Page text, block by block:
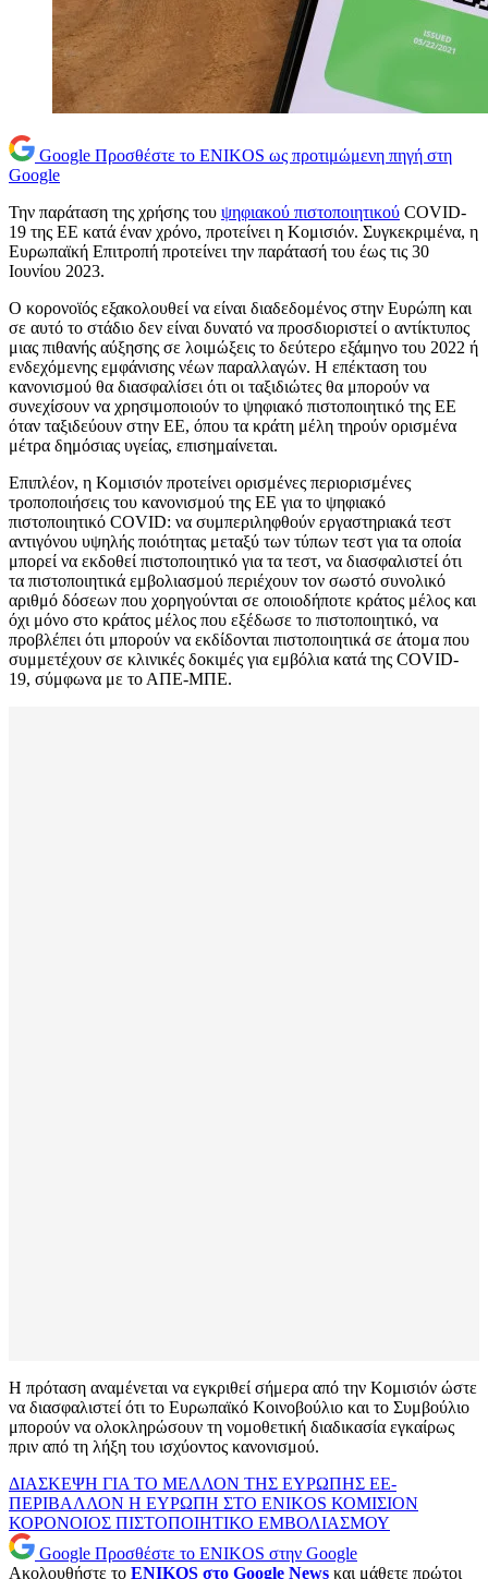
Google Προσθέστε το ENIKOS ως προτιμώμενη πηγή στη
Google
Την παράταση της χρήσης του ψηφιακού πιστοποιητικού COVID-
19 της ΕΕ κατά έναν χρόνο, προτείνει η Κομισιόν. Συγκεκριμένα, η
Ευρωπαϊκή Επιτροπή προτείνει την παράτασή του έως τις 30
Ιουνίου 2023.
Ο κορονοϊός εξακολουθεί να είναι διαδεδομένος στην Ευρώπη και
σε αυτό το στάδιο δεν είναι δυνατό να προσδιοριστεί ο αντίκτυπος
μιας πιθανής αύξησης σε λοιμώξεις το δεύτερο εξάμηνο του 2022 ή
ενδεχόμενης εμφάνισης νέων παραλλαγών. Η επέκταση του
κανονισμού θα διασφαλίσει ότι οι ταξιδιώτες θα μπορούν να
συνεχίσουν να χρησιμοποιούν το ψηφιακό πιστοποιητικό της ΕΕ
όταν ταξιδεύουν στην ΕΕ, όπου τα κράτη μέλη τηρούν ορισμένα
μέτρα δημόσιας υγείας, επισημαίνεται.
Επιπλέον, η Κομισιόν προτείνει ορισμένες περιορισμένες
τροποποιήσεις του κανονισμού της ΕΕ για το ψηφιακό
πιστοποιητικό COVID: να συμπεριληφθούν εργαστηριακά τεστ
αντιγόνου υψηλής ποιότητας μεταξύ των τύπων τεστ για τα οποία
μπορεί να εκδοθεί πιστοποιητικό για τα τεστ, να διασφαλιστεί ότι
τα πιστοποιητικά εμβολιασμού περιέχουν τον σωστό συνολικό
αριθμό δόσεων που χορηγούνται σε οποιοδήποτε κράτος μέλος και
όχι μόνο στο κράτος μέλος που εξέδωσε το πιστοποιητικό, να
προβλέπει ότι μπορούν να εκδίδονται πιστοποιητικά σε άτομα που
συμμετέχουν σε κλινικές δοκιμές για εμβόλια κατά της COVID-
19, σύμφωνα με το ΑΠΕ-ΜΠΕ.
Η πρόταση αναμένεται να εγκριθεί σήμερα από την Κομισιόν ώστε
να διασφαλιστεί ότι το Ευρωπαϊκό Κοινοβούλιο και το Συμβούλιο
μπορούν να ολοκληρώσουν τη νομοθετική διαδικασία εγκαίρως
πριν από τη λήξη του ισχύοντος κανονισμού.
ΔΙΑΣΚΕΨΗ ΓΙΑ ΤΟ ΜΕΛΛΟΝ ΤΗΣ ΕΥΡΩΠΗΣ ΕΕ-
ΠΕΡΙΒΑΛΛΟΝ Η ΕΥΡΩΠΗ ΣΤΟ ENIKOS ΚΟΜΙΣΙΟΝ
ΚΟΡΟΝΟΙΟΣ ΠΙΣΤΟΠΟΙΗΤΙΚΟ ΕΜΒΟΛΙΑΣΜΟΥ
Google Προσθέστε το ENIKOS στην Google
Ακολουθήστε το ENIKOS στο Google News και μάθετε πρώτοι